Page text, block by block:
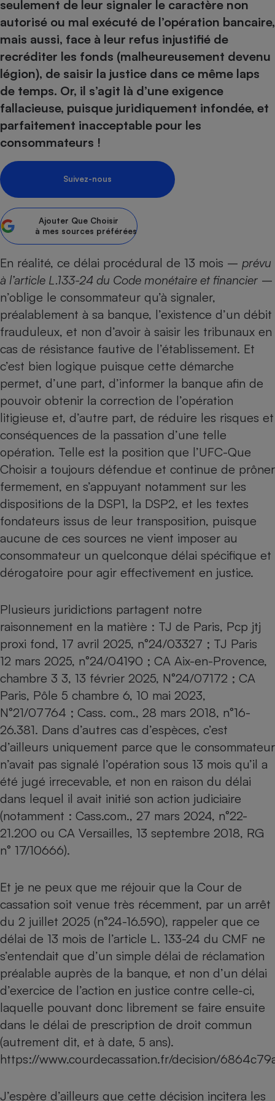
seulement de leur signaler le caractère non
autorisé ou mal exécuté de l’opération bancaire,
mais aussi, face à leur refus injustifié de
recréditer les fonds (malheureusement devenu
légion), de saisir la justice dans ce même laps
de temps. Or, il s’agit là d’une exigence
fallacieuse, puisque juridiquement infondée, et
parfaitement inacceptable pour les
consommateurs !
Suivez-nous
Ajouter Que Choisir
à mes sources préférées
En réalité, ce délai procédural de 13 mois – prévu
à l’article L.133-24 du Code monétaire et financier –
n’oblige le consommateur qu’à signaler,
préalablement à sa banque, l’existence d’un débit
frauduleux, et non d’avoir à saisir les tribunaux en
cas de résistance fautive de l’établissement. Et
c’est bien logique puisque cette démarche
permet, d’une part, d’informer la banque afin de
pouvoir obtenir la correction de l’opération
litigieuse et, d’autre part, de réduire les risques et
conséquences de la passation d’une telle
opération. Telle est la position que l’UFC-Que
Choisir a toujours défendue et continue de prôner
fermement, en s’appuyant notamment sur les
dispositions de la DSP1, la DSP2, et les textes
fondateurs issus de leur transposition, puisque
aucune de ces sources ne vient imposer au
consommateur un quelconque délai spécifique et
dérogatoire pour agir effectivement en justice.
Plusieurs juridictions partagent notre
raisonnement en la matière : TJ de Paris, Pcp jtj
proxi fond, 17 avril 2025, n°24/03327 ; TJ Paris
12 mars 2025, n°24/04190 ; CA Aix-en-Provence,
chambre 3 3, 13 février 2025, N°24/07172 ; CA
Paris, Pôle 5 chambre 6, 10 mai 2023,
N°21/07764 ; Cass. com., 28 mars 2018, n°16-
26.381. Dans d’autres cas d’espèces, c’est
d’ailleurs uniquement parce que le consommateur
n’avait pas signalé l’opération sous 13 mois qu’il a
été jugé irrecevable, et non en raison du délai
dans lequel il avait initié son action judiciaire
(notamment : Cass.com., 27 mars 2024, n°22-
21.200 ou CA Versailles, 13 septembre 2018, RG
n° 17/10666).
Et je ne peux que me réjouir que la Cour de
cassation soit venue très récemment, par un arrêt
du 2 juillet 2025 (n°24-16.590), rappeler que ce
délai de 13 mois de l’article L. 133-24 du CMF ne
s’entendait que d’un simple délai de réclamation
préalable auprès de la banque, et non d’un délai
d’exercice de l’action en justice contre celle-ci,
laquelle pouvant donc librement se faire ensuite
dans le délai de prescription de droit commun
(autrement dit, et à date, 5 ans).
https://www.courdecassation.fr/decision/
J’espère d’ailleurs que cette décision incitera les
Complément
alimentaire
Assurance emprunteur
Petit électroménager -
Plaque de cuisson à
induction
Climatiseur -
Ventilateur
Cafetière à expressos
Robot ménager
Téléphone mobile -
Smartphone
Antivirus
Climatiseur -
Mutuelle